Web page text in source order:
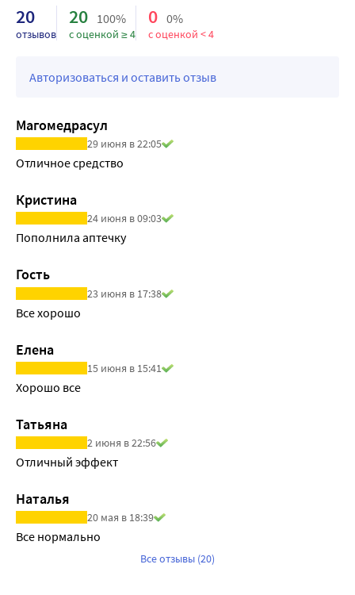
20
отзывов
20 100%
с оценкой ≥ 4
0 0%
с оценкой < 4
Авторизоваться и оставить отзыв
Магомедрасул
29 июня в 22:05
Отличное средство
Кристина
24 июня в 09:03
Пополнила аптечку
Гость
23 июня в 17:38
Все хорошо
Елена
15 июня в 15:41
Хорошо все
Татьяна
2 июня в 22:56
Отличный эффект
Наталья
20 мая в 18:39
Все нормально
Все отзывы (20)